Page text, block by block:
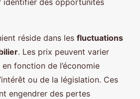
réside dans les fluctuations
. Les prix peuvent varier
fonction de l’économie
ou de la législation. Ces
engendrer des pertes